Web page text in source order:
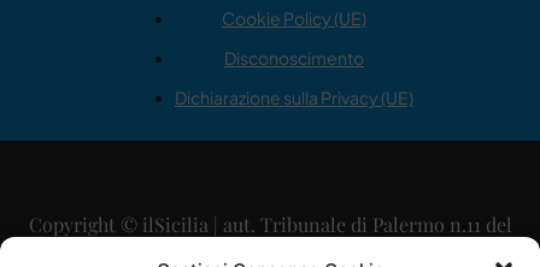
Cookie Policy (UE)
Disconoscimento
Dichiarazione sulla Privacy (UE)
Copyright © ilSicilia | aut. Tribunale di Palermo n.11 del
29/09/2015